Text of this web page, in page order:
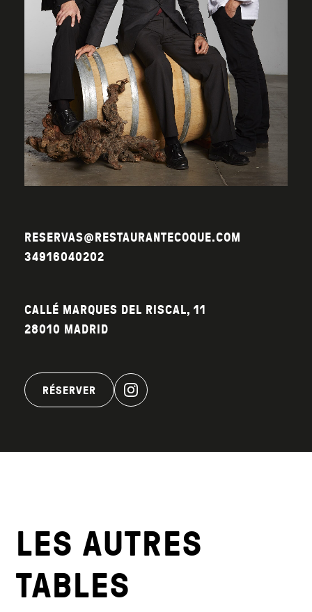
RESERVAS@RESTAURANTECOQUE.COM
34916040202
CALLÉ MARQUES DEL RISCAL, 11
28010 MADRID
RÉSERVER
LES AUTRES
TABLES